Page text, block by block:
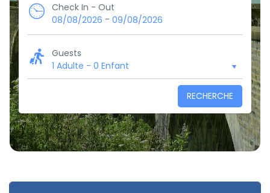
Check In - Out
08/08/2026 - 09/08/2026
Guests
1 Adulte - 0 Enfant
RECHERCHE